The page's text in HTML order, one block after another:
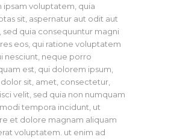
ipsam voluptatem, quia
sit, aspernatur aut odit aut
sed quia consequuntur magni
eos, qui ratione voluptatem
nesciunt, neque porro
est, qui dolorem ipsum,
sit, amet, consectetur,
velit, sed quia non numquam
tempora incidunt, ut
et dolore magnam aliquam
voluptatem. ut enim ad